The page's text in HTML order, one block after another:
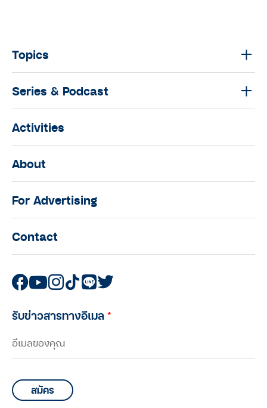
Topics
Series & Podcast
Activities
About
For Advertising
Contact
รับข่าวสารทางอีเมล*